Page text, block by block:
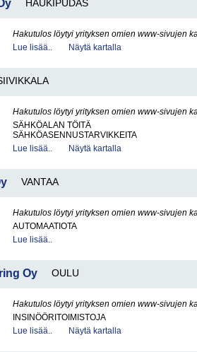
HAUKIPUDAS
Hakutulos löytyi yrityksen omien www-sivujen
Lue lisää..
Näytä kartalla
Hakutulos löytyi yrityksen omien www-sivujen
SÄHKÖALAN TÖITÄ
SÄHKÖASENNUSTARVIKKEITA
Lue lisää..
Näytä kartalla
VANTAA
Hakutulos löytyi yrityksen omien www-sivujen
AUTOMAATIOTA
Lue lisää..
Oy OULU
Hakutulos löytyi yrityksen omien www-sivujen
INSINÖÖRITOIMISTOJA
Lue lisää..
Näytä kartalla